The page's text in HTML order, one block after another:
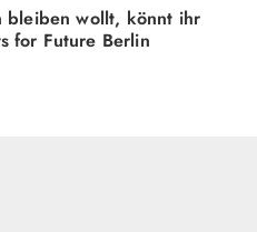
bleiben wollt, könnt ihr
for Future Berlin